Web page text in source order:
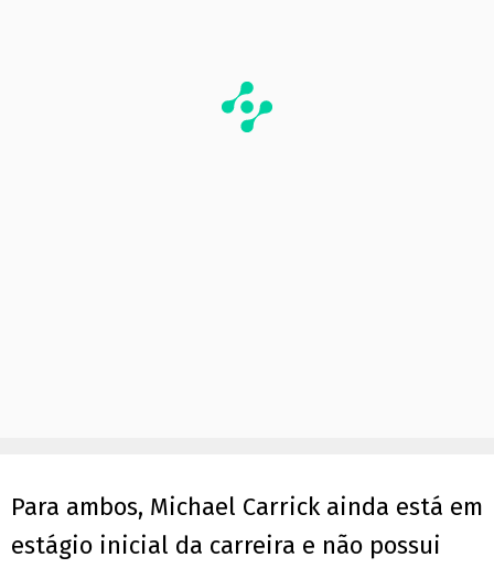
Para ambos, Michael Carrick ainda está em
estágio inicial da carreira e não possui